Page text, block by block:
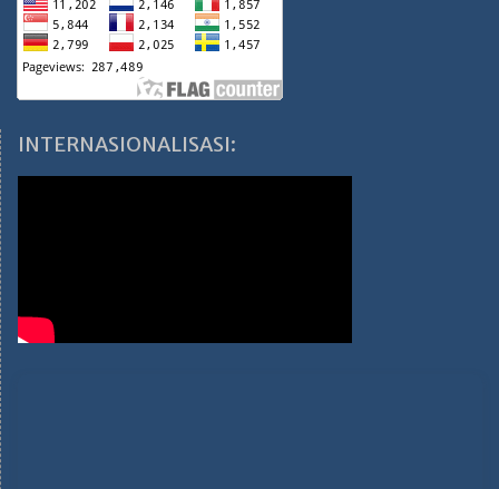
INTERNASIONALISASI: